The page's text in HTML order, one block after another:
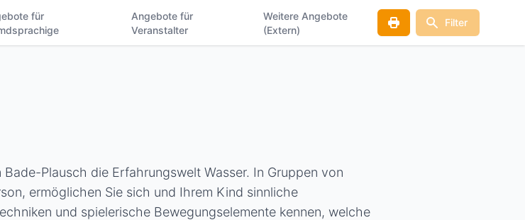
für
Angebote für
Veranstalter
Weitere Angebote
(Extern)
Filter
Plausch die Erfahrungswelt Wasser. In Gruppen von
ermöglichen Sie sich und Ihrem Kind sinnliche
und spielerische Bewegungselemente kennen, welche